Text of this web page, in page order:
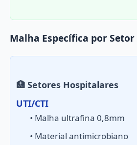
Malha Específica por Setor
🏥 Setores Hospitalares
UTI/CTI
• Malha ultrafina 0,8mm
• Material antimicrobiano